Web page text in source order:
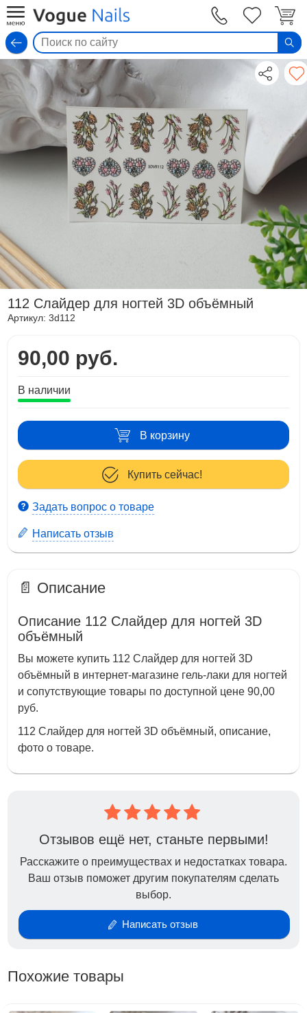
112 Слайдер для ногтей 3D объёмный
Артикул:3d112
90,00 руб.
В наличии
В корзину
Купить сейчас!
Задать вопрос о товаре
Написать отзыв
📄 Описание
Описание 112 Слайдер для ногтей 3D
объёмный
Вы можете купить 112 Слайдер для ногтей 3D
объёмный в интернет-магазине гель-лаки для ногтей
и сопутствующие товары по доступной цене 90,00
руб.
112 Слайдер для ногтей 3D объёмный, описание,
фото о товаре.
Отзывов ещё нет, станьте первыми!
Расскажите о преимуществах и недостатках товара.
Ваш отзыв поможет другим покупателям сделать
выбор.
Написать отзыв
Похожие товары